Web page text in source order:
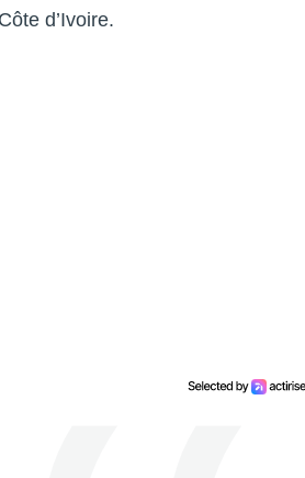
d’Ivoire.